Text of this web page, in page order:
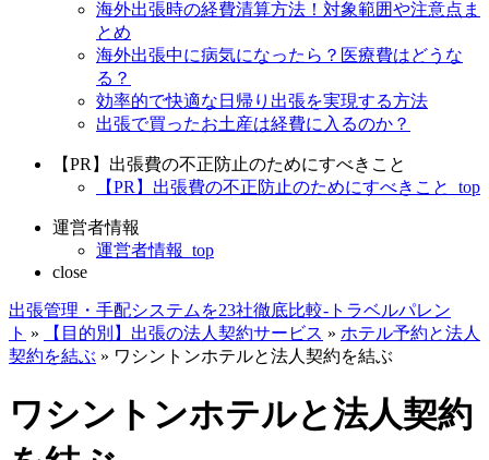
海外出張時の経費清算方法！対象範囲や注意点ま
とめ
海外出張中に病気になったら？医療費はどうな
る？
効率的で快適な日帰り出張を実現する方法
出張で買ったお土産は経費に入るのか？
【PR】出張費の不正防止のためにすべきこと
【PR】出張費の不正防止のためにすべきこと_top
運営者情報
運営者情報_top
close
出張管理・手配システムを23社徹底比較-トラベルパレン
ト » 【目的別】出張の法人契約サービス » ホテル予約と法人
契約を結ぶ » ワシントンホテルと法人契約を結ぶ
ワシントンホテルと法人契約